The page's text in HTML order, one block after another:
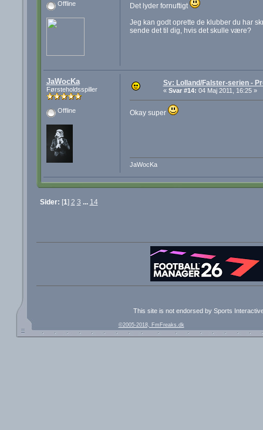
Offline
Det lyder fornuftigt
Jeg kan godt oprette de klubber du har
sende det til dig, hvis det skulle være?
JaWocKa
Førsteholdsspiller
Offline
Sv: Lolland/Falster-serien -
« Svar #14: 04 Maj 2011, 16:25 »
Okay super
JaWocKa
Sider: [1] 2 3 ... 14
This site is not endorsed by Sports
©2005-2018, FmFreaks.dk